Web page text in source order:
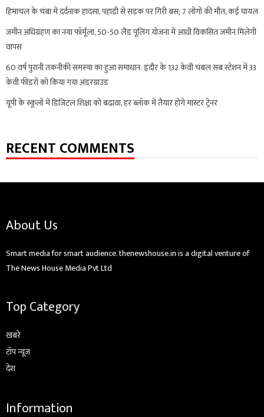
हिमाचल के चंबा में दर्दनाक हादसा, पहाड़ी से सड़क पर गिरी बस; 7 लोगों की मौत, कई घायल
जमीन अधिग्रहण का नया फॉर्मूला, 50-50 लैंड पूलिंग योजना में आधी विकसित जमीन मिलेगी
वापस
60 वर्ष पुरानी तकनीकी समस्या का हुआ समाधान: इंदौर के 132 केवी चंबल सब स्टेशन में 33
केवी फीडरों को किया गया अंडरग्राउंड
यूपी के स्कूलों में डिजिटल शिक्षा को बढ़ावा, हर ब्लॉक में तैयार होंगे मास्टर ट्रेनर
RECENT COMMENTS
About Us
Smart media for smart audience. thenewshouse.in is a digital venture of
The News House Media Pvt Ltd
Top Category
ख़बरें
टॉप न्यूज़
देश
Information